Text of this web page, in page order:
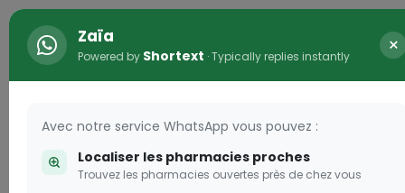
Zaïa
Powered by Shortext · Typically replies instantly ×
Avec notre service WhatsApp vous pouvez :
Localiser les pharmacies proches
Trouvez les pharmacies ouvertes près de chez vous